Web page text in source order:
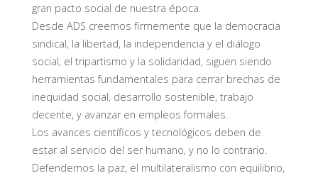
gran pacto social de nuestra época.
Desde ADS creemos firmemente que la democracia
sindical, la libertad, la independencia y el diálogo
social, el tripartismo y la solidaridad, siguen siendo
herramientas fundamentales para cerrar brechas de
inequidad social, desarrollo sostenible, trabajo
decente, y avanzar en empleos formales.
Los avances científicos y tecnológicos deben de
estar al servicio del ser humano, y no lo contrario.
Defendemos la paz, el multilateralismo con equilibrio,